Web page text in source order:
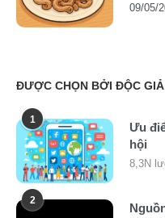
09/05/
ĐƯỢC CHỌN BỞI ĐỘC GIẢ
1
Ưu
hội
8,3N
2